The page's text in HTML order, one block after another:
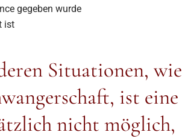
gegeben wurde
ist
Situationen, wie
ist eine
nicht möglich,